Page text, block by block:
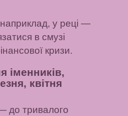
у реці —
в смузі
кризи.
іменників,
квітня
до тривалого